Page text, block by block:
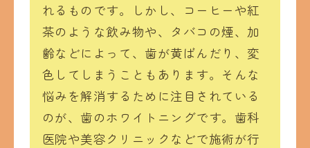
れるものです。しかし、コーヒーや紅
茶のような飲み物や、タバコの煙、加
齢などによって、歯が黄ばんだり、変
色してしまうこともあります。そんな
悩みを解消するために注目されている
のが、歯のホワイトニングです。歯科
医院や美容クリニックなどで施術が行